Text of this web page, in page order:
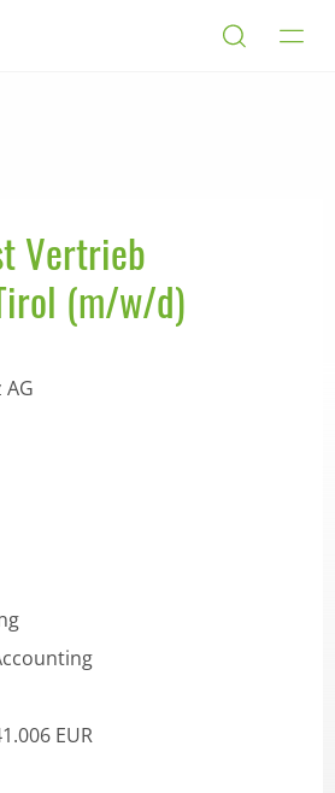
Vertrieb
(m/w/d)
EUR